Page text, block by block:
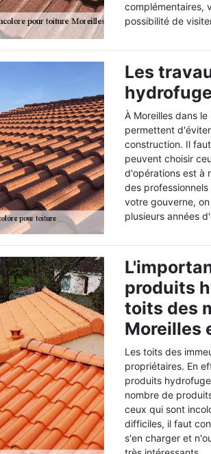
complémentaires,
possibilité de
Les
À Moreilles dans
permettent
construction. Il
peuvent choisir
d'opérations est à
des
votre gouverne,
plusieurs années
produits
toits des
Moreilles
Les toits des
propriétaires. En
produits
nombre de
ceux qui sont
difficiles, il faut
s'en charger et